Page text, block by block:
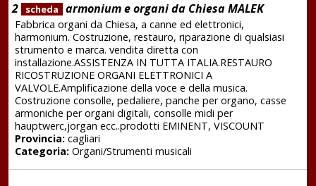
2 scheda armonium e organi da Chiesa MALEK
Fabbrica organi da Chiesa, a canne ed elettronici,
harmonium. Costruzione, restauro, riparazione di qualsiasi
strumento e marca. vendita diretta con
installazione.ASSISTENZA IN TUTTA ITALIA.RESTAURO
RICOSTRUZIONE ORGANI ELETTRONICI A
VALVOLE.Amplificazione della voce e della musica.
Costruzione consolle, pedaliere, panche per organo, casse
armoniche per organi digitali, consolle midi per
hauptwerc,jorgan ecc..prodotti EMINENT, VISCOUNT
Provincia:cagliari
Categoria:Organi/Strumenti musicali